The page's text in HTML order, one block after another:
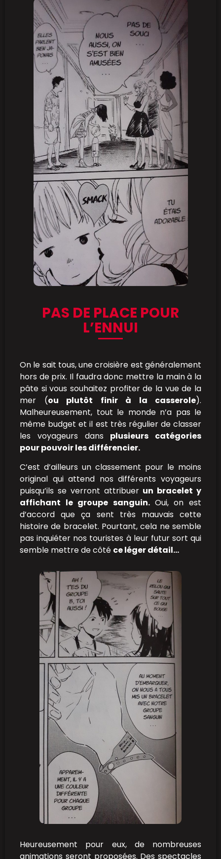
PAS DE PLACE POUR
L’ENNUI
On le sait tous, une croisière est généralement
hors de prix. Il faudra donc mettre la main à la
pâte si vous souhaitez profiter de la vue de la
mer (ou plutôt finir à la casserole).
Malheureusement, tout le monde n’a pas le
même budget et il est très régulier de classer
les voyageurs dans plusieurs catégories
pour pouvoir les différencier.
C’est d’ailleurs un classement pour le moins
original qui attend nos différents voyageurs
puisqu’ils se verront attribuer un bracelet y
affichant le groupe sanguin. Oui, on est
d’accord que ça sent très mauvais cette
histoire de bracelet. Pourtant, cela ne semble
pas inquiéter nos touristes à leur futur sort qui
semble mettre de côté ce léger détail…
Heureusement pour eux, de nombreuses
animations seront proposées. Des spectacles